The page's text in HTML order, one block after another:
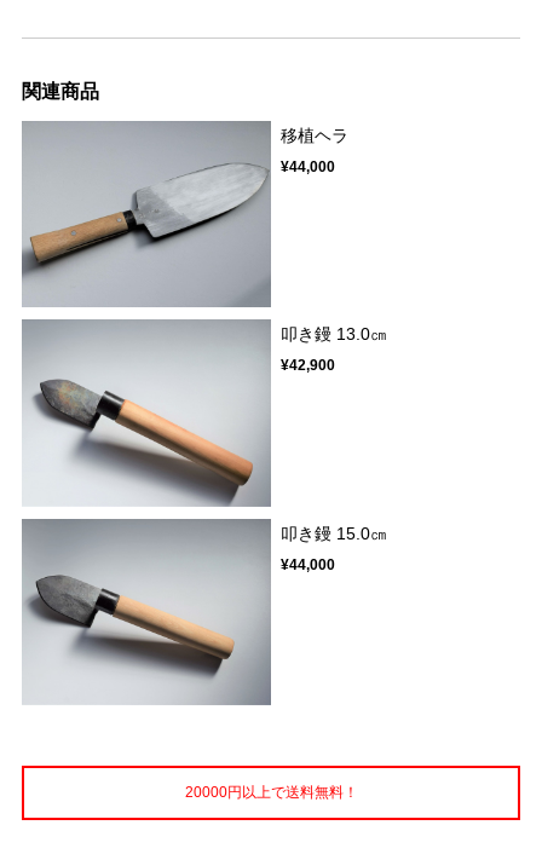
関連商品
移植ヘラ
¥44,000
叩き鏝 13.0㎝
¥42,900
叩き鏝 15.0㎝
¥44,000
20000円以上で送料無料！